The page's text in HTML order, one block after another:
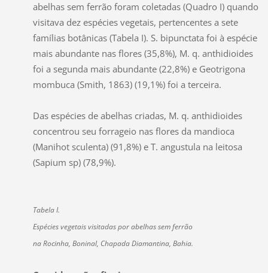
abelhas sem ferrão foram coletadas (Quadro I) quando
visitava dez espécies vegetais, pertencentes a sete
famílias botânicas (Tabela I). S. bipunctata foi à espécie
mais abundante nas flores (35,8%), M. q. anthidioides
foi a segunda mais abundante (22,8%) e Geotrigona
mombuca (Smith, 1863) (19,1%) foi a terceira.
Das espécies de abelhas criadas, M. q. anthidioides
concentrou seu forrageio nas flores da mandioca
(Manihot sculenta) (91,8%) e T. angustula na leitosa
(Sapium sp) (78,9%).
Tabela I.
Espécies vegetais visitadas por abelhas sem ferrão
na Rocinha, Boninal, Chapada Diamantina, Bahia.